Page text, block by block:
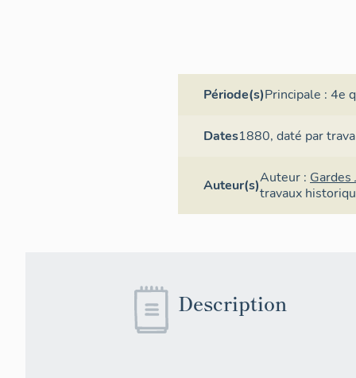
Période(s)Principale : 4e
Dates1880, daté par
Auteur(s)Auteur : Gardes
travaux
Description